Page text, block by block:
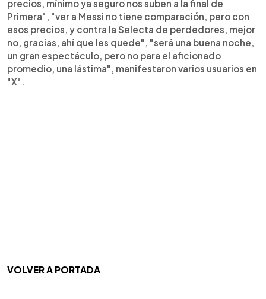
precios, mínimo ya seguro nos suben a la final de
Primera", "ver a Messi no tiene comparación, pero con
esos precios, y contra la Selecta de perdedores, mejor
no, gracias, ahí que les quede", "será una buena noche,
un gran espectáculo, pero no para el aficionado
promedio, una lástima", manifestaron varios usuarios en
"X".
VOLVER A PORTADA